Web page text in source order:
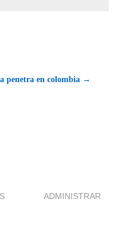
penetra en colombia →
ADMINISTRAR